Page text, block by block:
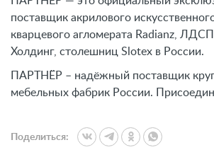
поставщик акрилового
кварцевого агломерата Radianz,
Холдинг, столешниц Slotex в России.
ПАРТНЁР – надёжный поставщик
мебельных фабрик России.
Поделиться: